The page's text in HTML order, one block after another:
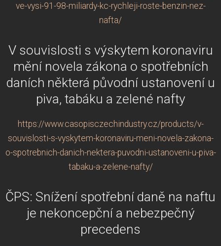
ve-vysi-91-98-miliardy-kc-rychleji-roste-benzin-nez-
nafta/
V souvislosti s výskytem koronaviru
mění novela zákona o spotřebních
daních některá původní ustanovení u
piva, tabáku a zelené nafty
https://www.casopisczechindustry.cz/products/v-
souvislosti-s-vyskytem-koronaviru-meni-novela-zakona-
o-spotrebnich-danich-nektera-puvodni-ustanoveni-u-piva-
tabaku-a-zelene-nafty/
ČPS: Snížení spotřební daně na naftu
je nekoncepční a nebezpečný
precedens